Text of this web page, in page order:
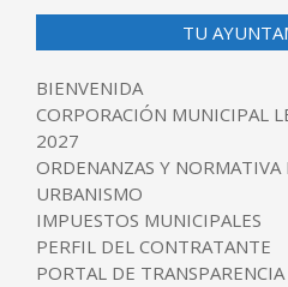
TU
BIENVENIDA
CORPORACIÓN MUNICIPAL
2027
ORDENANZAS Y
URBANISMO
IMPUESTOS MUNICIPALES
PERFIL DEL CONTRATANTE
PORTAL DE TRANSPARENCIA